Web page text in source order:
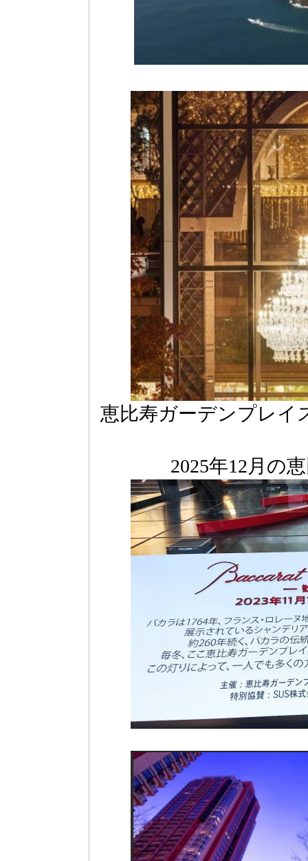
恵比寿ガーデンプレイ
2025年12月の